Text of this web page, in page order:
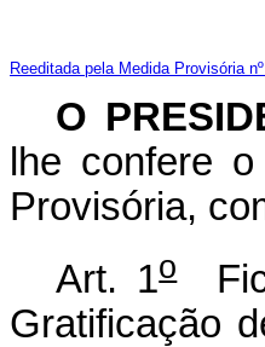
Reeditada pela Medida Provisória
O
lhe confere
Provisória,
Art. 1o
Gratificação